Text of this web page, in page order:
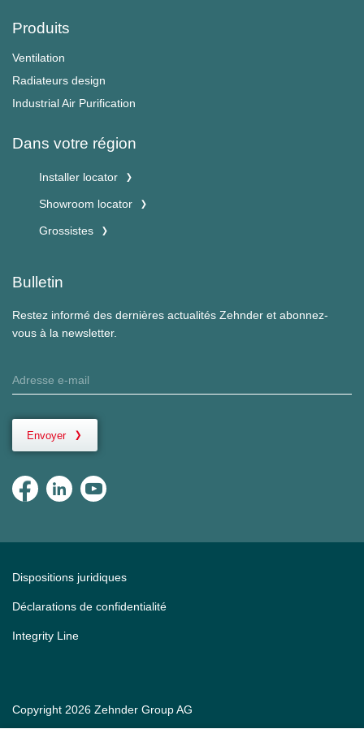
Produits
Ventilation
Radiateurs design
Industrial Air Purification
Dans votre région
Installer locator
Showroom locator
Grossistes
Bulletin
Restez informé des dernières actualités Zehnder et abonnez-
vous à la newsletter.
Envoyer
Copyright 2026 Zehnder Group AG
Dispositions juridiques
Déclarations de confidentialité
Integrity Line